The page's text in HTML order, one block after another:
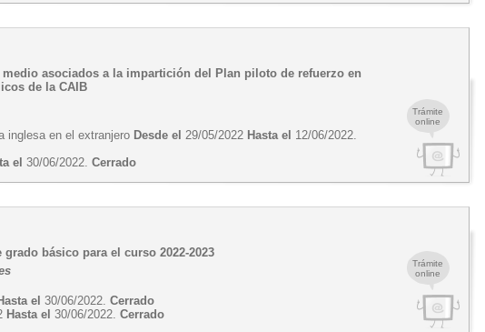
Trámite
online
asociados a la impartición del Plan piloto de refuerzo en
de la CAIB
inglesa en el extranjero Desde el 29/05/2022 Hasta el 12/06/2022.
el 30/06/2022.Cerrado
Trámite
online
básico para el curso 2022-2023
el 30/06/2022.Cerrado
Hasta el 30/06/2022.Cerrado